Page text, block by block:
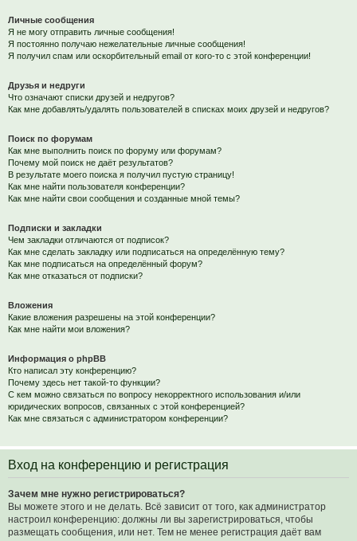
Личные сообщения
Я не могу отправить личные сообщения!
Я постоянно получаю нежелательные личные сообщения!
Я получил спам или оскорбительный email от кого-то с этой конференции!
Друзья и недруги
Что означают списки друзей и недругов?
Как мне добавлять/удалять пользователей в списках моих друзей и недругов?
Поиск по форумам
Как мне выполнить поиск по форуму или форумам?
Почему мой поиск не даёт результатов?
В результате моего поиска я получил пустую страницу!
Как мне найти пользователя конференции?
Как мне найти свои сообщения и созданные мной темы?
Подписки и закладки
Чем закладки отличаются от подписок?
Как мне сделать закладку или подписаться на определённую тему?
Как мне подписаться на определённый форум?
Как мне отказаться от подписки?
Вложения
Какие вложения разрешены на этой конференции?
Как мне найти мои вложения?
Информация о phpBB
Кто написал эту конференцию?
Почему здесь нет такой-то функции?
С кем можно связаться по вопросу некорректного использования и/или
юридических вопросов, связанных с этой конференцией?
Как мне связаться с администратором конференции?
Вход на конференцию и регистрация
Зачем мне нужно регистрироваться?
Вы можете этого и не делать. Всё зависит от того, как администратор
настроил конференцию: должны ли вы зарегистрироваться, чтобы
размещать сообщения, или нет. Тем не менее регистрация даёт вам